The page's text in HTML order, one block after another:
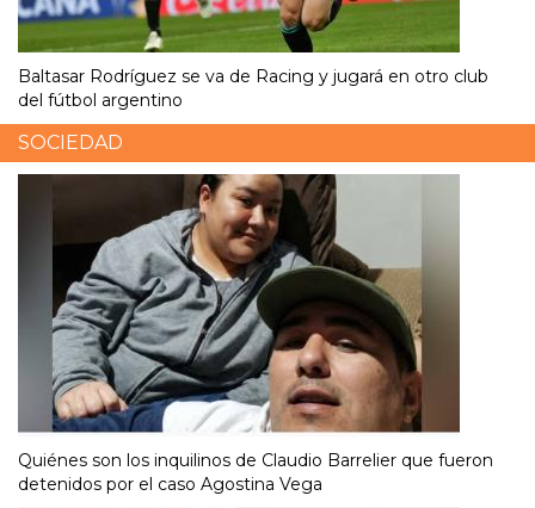
Baltasar Rodríguez se va de Racing y jugará en otro club
del fútbol argentino
SOCIEDAD
Quiénes son los inquilinos de Claudio Barrelier que fueron
detenidos por el caso Agostina Vega